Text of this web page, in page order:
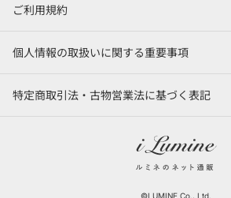
ご利用規約
個人情報の取扱いに関する重要事項
特定商取引法・古物営業法に基づく表記
©LUMINE Co., Ltd.